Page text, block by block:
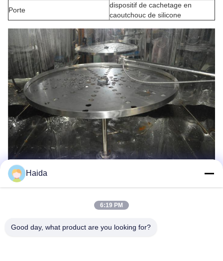
Porte
dispositif de cachetage en
caoutchouc de silicone
Haida
6:19 PM
Good day, what product are you looking for?